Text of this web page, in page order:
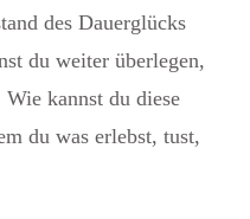
des Dauerglücks
du weiter überlegen,
kannst du diese
du was erlebst, tust,